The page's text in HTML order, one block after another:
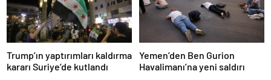
Trump’ın yaptırımları kaldırma
kararı Suriye’de kutlandı
Yemen’den Ben Gurion
Havalimanı’na yeni saldırı